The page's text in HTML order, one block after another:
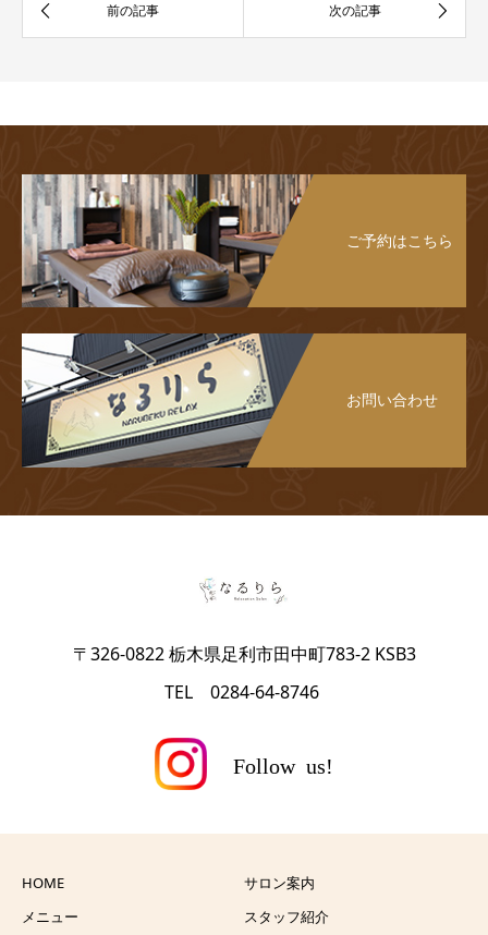
ご予約はこちら
お問い合わせ
〒326-0822 栃木県足利市田中町783-2 KSB3
TEL 0284-64-8746
HOME
サロン案内
メニュー
スタッフ紹介